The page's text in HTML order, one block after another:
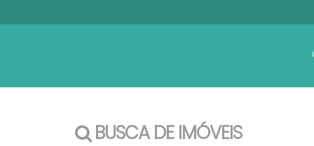
BUSCA DE IMÓVEIS